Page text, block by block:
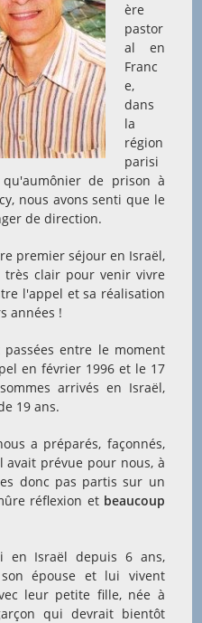
ère
pastor
al en
Franc
e,
dans
la
région
parisi
de prison à
nous avons senti que le
de direction.
premier séjour en Israël,
clair pour venir vivre
l'appel et sa réalisation
années !
entre le moment
en février 1996 et le 17
arrivés en Israël,
19 ans.
a préparés, façonnés,
prévue pour nous, à
donc pas partis sur un
réflexion et beaucoup
en Israël depuis 6 ans,
épouse et lui vivent
leur petite fille, née à
qui devrait bientôt